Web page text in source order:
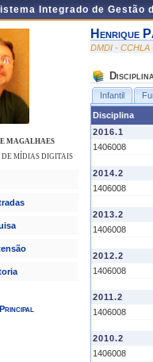
Integrado de Gestão
MAGALHAES
DE MÍDIAS DIGITAIS
Henrique
DMDI - CCHLA
Infantil
Disciplina
2016.1
1406008
2014.2
1406008
2013.2
1406008
2012.2
1406008
2011.2
1406008
2010.2
1406008